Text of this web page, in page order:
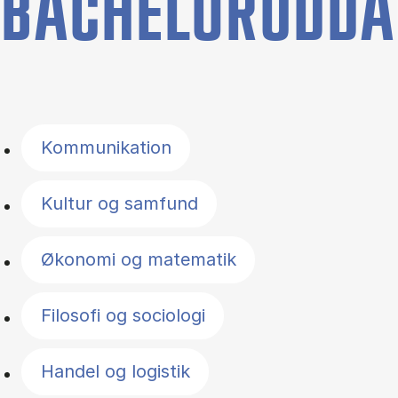
Kommunikation
Kultur og samfund
Økonomi og matematik
Filosofi og sociologi
Handel og logistik